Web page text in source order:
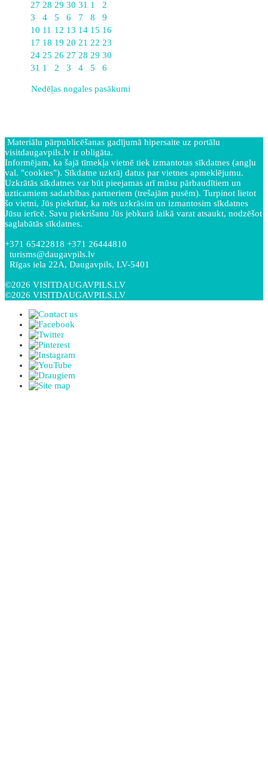
27 28 29 30 31 1
2
3
4 5 6 7 8
9
10 11 12 13 14 15 16
17 18 19 20 21 22 23
24 25 26 27 28 29 30
31 1 2 3 4 5 6
Nedēļas nogales pasākumi
Materiālu pārpublicēšanas gadījumā hipersaite uz portālu
visitdaugavpils.lv ir obligāta.
Informējam, ka šajā tīmekļa vietnē tiek izmantotas sīkdatnes (angļu
val. "cookies"). Sīkdatne uzkrāj datus par vietnes apmeklējumu.
Uzkrātās sīkdatnes var būt pieejamas arī mūsu pārbaudītiem un
uzticamiem sadarbības partneriem (trešajām pusēm). Turpinot lietot
šo vietni, Jūs piekrītat, ka mēs uzkrāsim un izmantosim sīkdatnes
Jūsu ierīcē. Savu piekrišanu Jūs jebkurā laikā varat atsaukt, nodzēšot
saglabātās sīkdatnes.
+371 65422818 +371 26444810
turisms@daugavpils.lv
Rīgas iela 22A, Daugavpils, LV-5401
©2026 VISITDAUGAVPILS.LV
©2026 VISITDAUGAVPILS.LV